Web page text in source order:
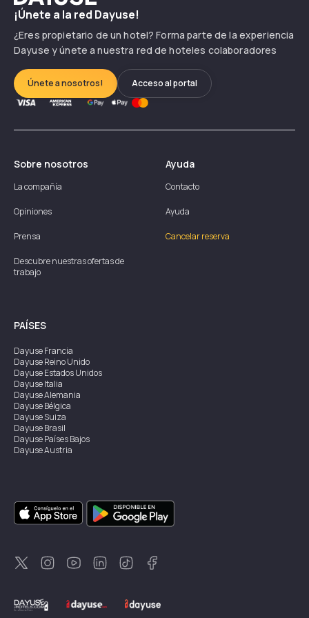
¡Únete a la red Dayuse!
¿Eres propietario de un hotel? Forma parte de la experiencia
Dayuse y únete a nuestra red de hoteles colaboradores
Únete a nosotros! Acceso al portal
Sobre nosotros
La compañía
Opiniones
Prensa
Descubre nuestras ofertas de
trabajo
Ayuda
Contacto
Ayuda
Cancelar reserva
PAÍSES
DayuseFrancia
DayuseReino Unido
DayuseEstados Unidos
DayuseItalia
DayuseAlemania
DayuseBélgica
DayuseSuiza
DayuseBrasil
DayusePaíses Bajos
DayuseAustria
DayuseSingapur
DayuseSuecia
DayuseTailandia
DayuseNueva Zelanda
DayuseTurquía